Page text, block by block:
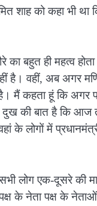
शाह को कहा भी था
का बहुत ही महत्व
है। वहीं, अब अगर
मैं कहता हूं कि अगर
दुख की बात है कि
के लोगों में
लोग एक-दूसरे की
के नेता पक्ष के